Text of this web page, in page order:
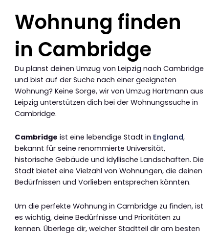
Wohnung finden
in Cambridge
Du planst deinen Umzug von Leipzig nach Cambridge
und bist auf der Suche nach einer geeigneten
Wohnung? Keine Sorge, wir von Umzug Hartmann aus
Leipzig unterstützen dich bei der Wohnungssuche in
Cambridge.
Cambridge ist eine lebendige Stadt in England,
bekannt für seine renommierte Universität,
historische Gebäude und idyllische Landschaften. Die
Stadt bietet eine Vielzahl von Wohnungen, die deinen
Bedürfnissen und Vorlieben entsprechen könnten.
Um die perfekte Wohnung in Cambridge zu finden, ist
es wichtig, deine Bedürfnisse und Prioritäten zu
kennen. Überlege dir, welcher Stadtteil dir am besten